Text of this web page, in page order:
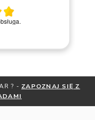
sklepu. Krok po
pierścionka online.
SIĘ Z